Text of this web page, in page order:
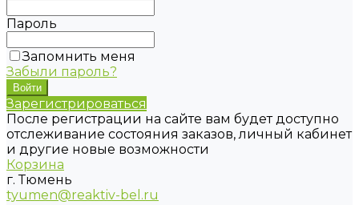
Пароль
Запомнить меня
Забыли пароль?
Зарегистрироваться
После регистрации на сайте вам будет доступно
отслеживание состояния заказов, личный кабинет
и другие новые возможности
Корзина
г. Тюмень
tyumen@reaktiv-bel.ru